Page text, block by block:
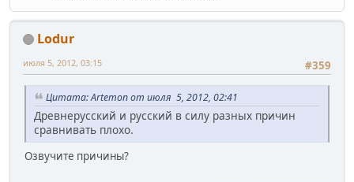
Lodur
#359
июля 5, 2012, 03:15
Цитата: Artemon от июля 5, 2012, 02:41
Древнерусский и русский в силу разных причин
сравнивать плохо.
Озвучите причины?